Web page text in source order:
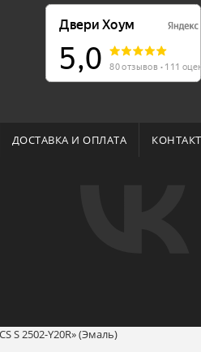
ДОСТАВКА И ОПЛАТА
S 2502-Y20R» (Эмаль)